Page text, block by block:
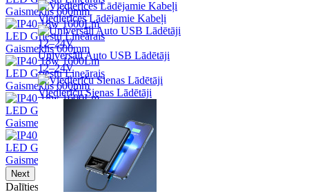
Viedierīces Lādējamie Kabeļi
Universāli Auto USB Lādētāji
12–24V
Viedierīču Sienas Lādētāji
Next
Dalīties: